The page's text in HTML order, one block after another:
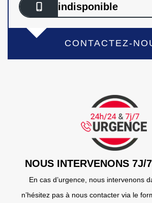
indisponible
CONTACTEZ-
NOUS INTERVENONS 7J/
En cas d’urgence, nous intervenons
n’hésitez pas à nous contacter via le